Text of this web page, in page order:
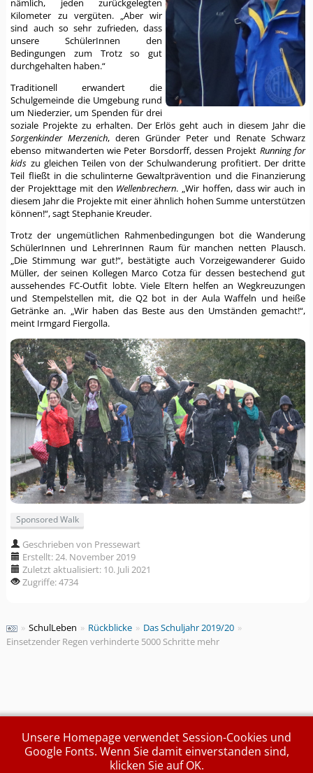
nämlich, jeden zurückgelegten
Kilometer zu vergüten. „Aber wir
sind auch so sehr zufrieden, dass
unsere SchülerInnen den
Bedingungen zum Trotz so gut
durchgehalten haben.“
Traditionell erwandert die
Schulgemeinde die Umgebung rund
um Niederzier, um Spenden für drei
soziale Projekte zu erhalten. Der Erlös geht auch in diesem Jahr die
Sorgenkinder Merzenich, deren Gründer Peter und Renate Schwarz
ebenso mitwanderten wie Peter Borsdorff, dessen Projekt Running for
kids zu gleichen Teilen von der Schulwanderung profitiert. Der dritte
Teil fließt in die schulinterne Gewaltprävention und die Finanzierung
der Projekttage mit den Wellenbrechern. „Wir hoffen, dass wir auch in
diesem Jahr die Projekte mit einer ähnlich hohen Summe unterstützen
können!“, sagt Stephanie Kreuder.
Trotz der ungemütlichen Rahmenbedingungen bot die Wanderung
SchülerInnen und LehrerInnen Raum für manchen netten Plausch.
„Die Stimmung war gut!“, bestätigte auch Vorzeigewanderer Guido
Müller, der seinen Kollegen Marco Cotza für dessen bestechend gut
aussehendes FC-Outfit lobte. Viele Eltern helfen an Wegkreuzungen
und Stempelstellen mit, die Q2 bot in der Aula Waffeln und heiße
Getränke an. „Wir haben das Beste aus den Umständen gemacht!“,
meint Irmgard Fiergolla.
Sponsored Walk
Geschrieben von Pressewart
Erstellt: 24. November 2019
Zuletzt aktualisiert: 10. Juli 2021
Zugriffe: 4734
» SchulLeben » Rückblicke » Das Schuljahr 2019/20 »
Einsetzender Regen verhinderte 5000 Schritte mehr
Unsere Homepage verwendet Session-Cookies und
Google Fonts. Wenn Sie damit einverstanden sind,
klicken Sie auf OK.